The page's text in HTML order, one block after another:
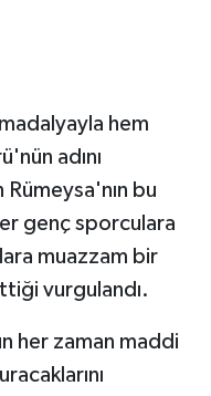
hem
adını
Rümeysa'nın bu
genç sporculara
muazzam bir
vurgulandı.
her zaman maddi